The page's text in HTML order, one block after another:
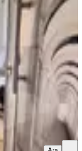
Teltik